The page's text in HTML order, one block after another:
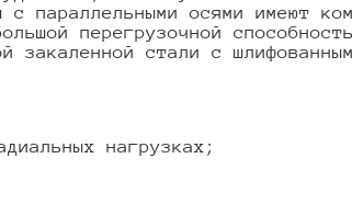
параллельными осями имеют
перегрузочной
закаленной стали с
нагрузках;